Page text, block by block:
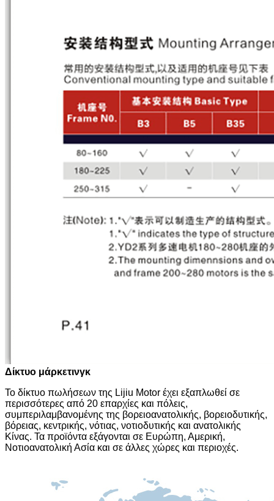
Δίκτυο μάρκετινγκ
Το δίκτυο πωλήσεων της Lijiu Motor έχει εξαπλωθεί σε
περισσότερες από 20 επαρχίες και πόλεις,
συμπεριλαμβανομένης της βορειοανατολικής, βορειοδυτικής,
βόρειας, κεντρικής, νότιας, νοτιοδυτικής και ανατολικής
Κίνας. Τα προϊόντα εξάγονται σε Ευρώπη, Αμερική,
Νοτιοανατολική Ασία και σε άλλες χώρες και περιοχές.